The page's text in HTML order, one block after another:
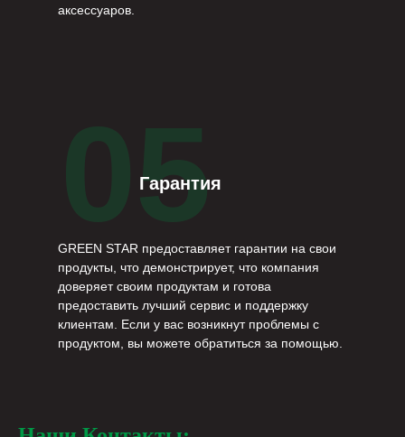
аксессуаров.
05
Гарантия
GREEN STAR предоставляет гарантии на свои
продукты, что демонстрирует, что компания
доверяет своим продуктам и готова
предоставить лучший сервис и поддержку
клиентам. Если у вас возникнут проблемы с
продуктом, вы можете обратиться за помощью.